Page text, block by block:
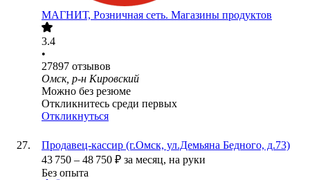
МАГНИТ, Розничная сеть. Магазины продуктов
3.4
•
27897 отзывов
Омск, р-н Кировский
Можно без резюме
Откликнитесь среди первых
Откликнуться
Продавец-кассир (г.Омск, ул.Демьяна Бедного, д.73)
43 750 – 48 750 ₽ за месяц, на руки
Без опыта